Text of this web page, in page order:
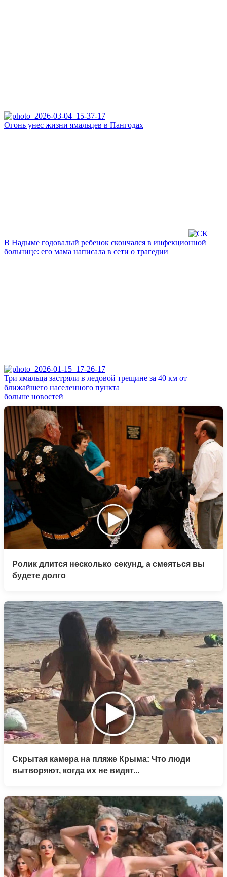
Огонь унес жизни ямальцев в Пангодах
В Надыме годовалый ребенок скончался в инфекционной
больнице: его мама написала в сети о трагедии
Три ямальца застряли в ледовой трещине за 40 км от
ближайшего населенного пункта
больше новостей
Ролик длится несколько секунд, а смеяться вы
будете долго
Скрытая камера на пляже Крыма: Что люди
вытворяют, когда их не видят...